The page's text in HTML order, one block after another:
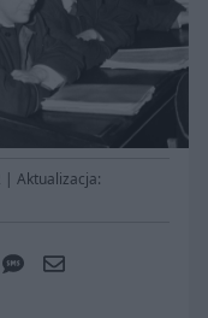
| Aktualizacja: